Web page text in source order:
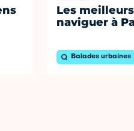
Les
naviguer à
Balades urbaines